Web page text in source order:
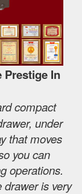
Prestige In
compact
under
that moves
you can
operations.
drawer is very